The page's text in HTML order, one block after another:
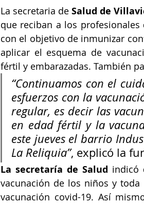
La secretaria de Salud de
que reciban a los
con el objetivo de inmunizar
aplicar el esquema de
fértil y embarazadas. También
“Continuamos con el
esfuerzos con la
regular, es decir las
en edad fértil y la
este jueves el barrio
La Reliquia”, explicó la
La secretaría de Salud indicó
vacunación de los niños y
vacunación covid-19. Así